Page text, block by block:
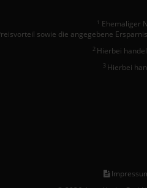
1 Ehemaliger
sowie die angegebene
2 Hierbei
3 Hierbei